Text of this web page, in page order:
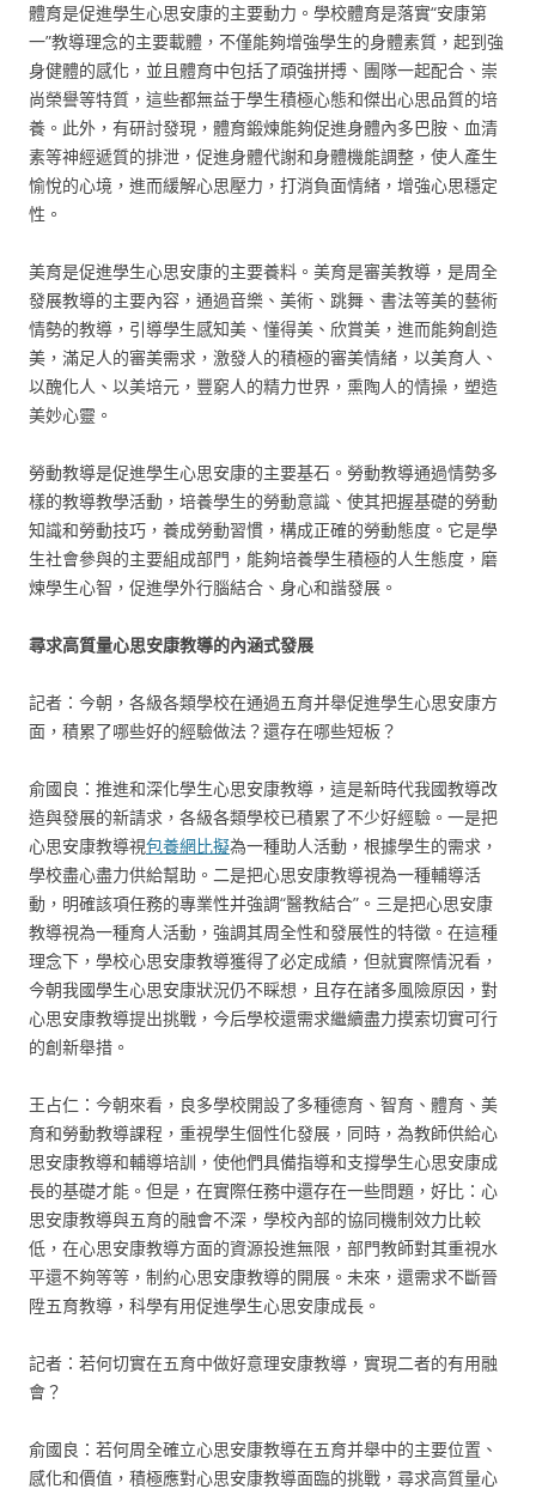
體育是促進學生心思安康的主要動力。學校體育是落實“安康第
一”教導理念的主要載體，不僅能夠增強學生的身體素質，起到強
身健體的感化，並且體育中包括了頑強拼搏、團隊一起配合、崇
尚榮譽等特質，這些都無益于學生積極心態和傑出心思品質的培
養。此外，有研討發現，體育鍛煉能夠促進身體內多巴胺、血清
素等神經遞質的排泄，促進身體代謝和身體機能調整，使人產生
愉悅的心境，進而緩解心思壓力，打消負面情緒，增強心思穩定
性。
美育是促進學生心思安康的主要養料。美育是審美教導，是周全
發展教導的主要內容，通過音樂、美術、跳舞、書法等美的藝術
情勢的教導，引導學生感知美、懂得美、欣賞美，進而能夠創造
美，滿足人的審美需求，激發人的積極的審美情緒，以美育人、
以醜化人、以美培元，豐窮人的精力世界，熏陶人的情操，塑造
美妙心靈。
勞動教導是促進學生心思安康的主要基石。勞動教導通過情勢多
樣的教導教學活動，培養學生的勞動意識、使其把握基礎的勞動
知識和勞動技巧，養成勞動習慣，構成正確的勞動態度。它是學
生社會參與的主要組成部門，能夠培養學生積極的人生態度，磨
煉學生心智，促進學外行腦結合、身心和諧發展。
尋求高質量心思安康教導的內涵式發展
記者：今朝，各級各類學校在通過五育并舉促進學生心思安康方
面，積累了哪些好的經驗做法？還存在哪些短板？
俞國良：推進和深化學生心思安康教導，這是新時代我國教導改
造與發展的新請求，各級各類學校已積累了不少好經驗。一是把
心思安康教導視包養網比擬為一種助人活動，根據學生的需求，
學校盡心盡力供給幫助。二是把心思安康教導視為一種輔導活
動，明確該項任務的專業性并強調“醫教結合”。三是把心思安康
教導視為一種育人活動，強調其周全性和發展性的特徵。在這種
理念下，學校心思安康教導獲得了必定成績，但就實際情況看，
今朝我國學生心思安康狀況仍不睬想，且存在諸多風險原因，對
心思安康教導提出挑戰，今后學校還需求繼續盡力摸索切實可行
的創新舉措。
王占仁：今朝來看，良多學校開設了多種德育、智育、體育、美
育和勞動教導課程，重視學生個性化發展，同時，為教師供給心
思安康教導和輔導培訓，使他們具備指導和支撐學生心思安康成
長的基礎才能。但是，在實際任務中還存在一些問題，好比：心
思安康教導與五育的融會不深，學校內部的協同機制效力比較
低，在心思安康教導方面的資源投進無限，部門教師對其重視水
平還不夠等等，制約心思安康教導的開展。未來，還需求不斷晉
陞五育教導，科學有用促進學生心思安康成長。
記者：若何切實在五育中做好意理安康教導，實現二者的有用融
會？
俞國良：若何周全確立心思安康教導在五育并舉中的主要位置、
感化和價值，積極應對心思安康教導面臨的挑戰，尋求高質量心